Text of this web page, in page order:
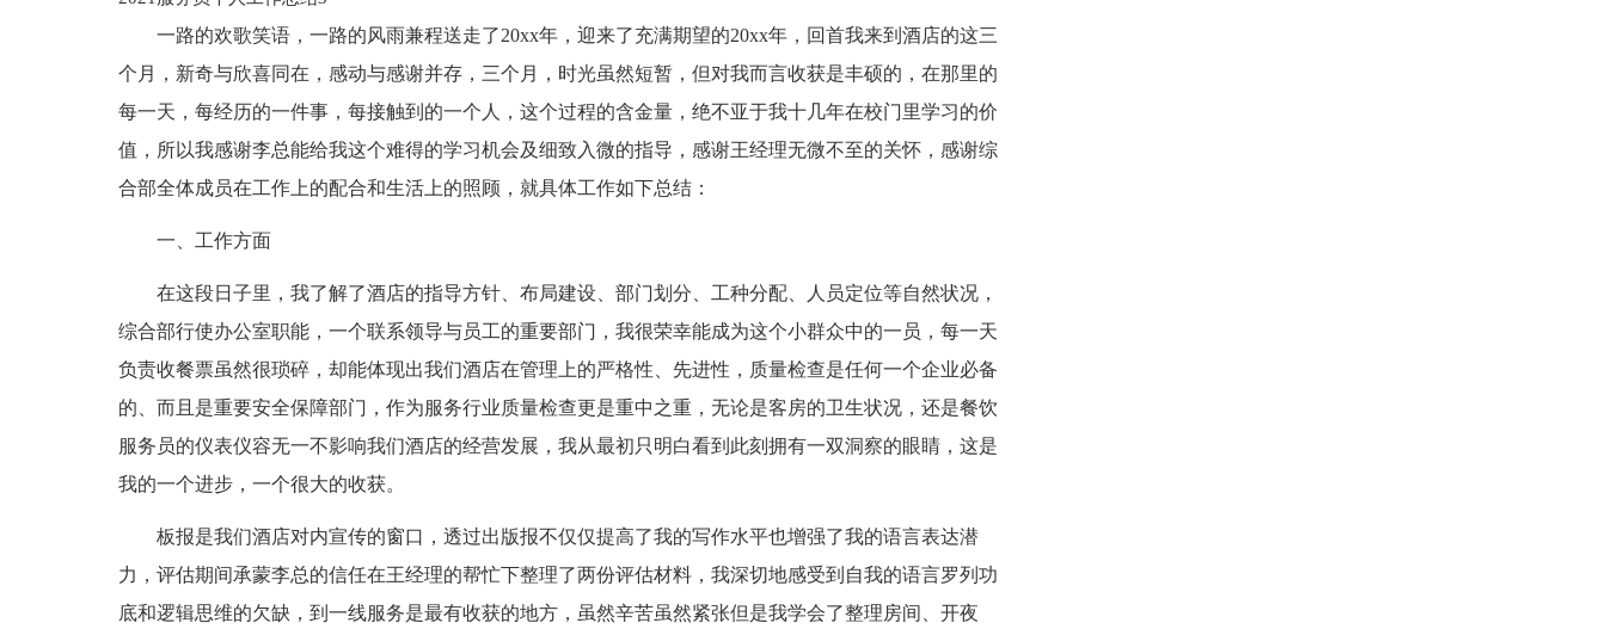
一路的欢歌笑语，一路的风雨兼程送走了20xx年，迎来了充满期望的20xx年，回首我来到酒店的这三
个月，新奇与欣喜同在，感动与感谢并存，三个月，时光虽然短暂，但对我而言收获是丰硕的，在那里的
每一天，每经历的一件事，每接触到的一个人，这个过程的含金量，绝不亚于我十几年在校门里学习的价
值，所以我感谢李总能给我这个难得的学习机会及细致入微的指导，感谢王经理无微不至的关怀，感谢综
合部全体成员在工作上的配合和生活上的照顾，就具体工作如下总结：
一、工作方面
在这段日子里，我了解了酒店的指导方针、布局建设、部门划分、工种分配、人员定位等自然状况，
综合部行使办公室职能，一个联系领导与员工的重要部门，我很荣幸能成为这个小群众中的一员，每一天
负责收餐票虽然很琐碎，却能体现出我们酒店在管理上的严格性、先进性，质量检查是任何一个企业必备
的、而且是重要安全保障部门，作为服务行业质量检查更是重中之重，无论是客房的卫生状况，还是餐饮
服务员的仪表仪容无一不影响我们酒店的经营发展，我从最初只明白看到此刻拥有一双洞察的眼睛，这是
我的一个进步，一个很大的收获。
板报是我们酒店对内宣传的窗口，透过出版报不仅仅提高了我的写作水平也增强了我的语言表达潜
力，评估期间承蒙李总的信任在王经理的帮忙下整理了两份评估材料，我深切地感受到自我的语言罗列功
底和逻辑思维的欠缺，到一线服务是最有收获的地方，虽然辛苦虽然紧张但是我学会了整理房间、开夜